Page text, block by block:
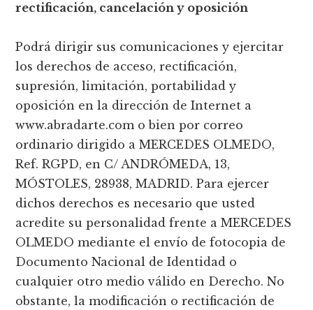
rectificación, cancelación y oposición
Podrá dirigir sus comunicaciones y ejercitar
los derechos de acceso, rectificación,
supresión, limitación, portabilidad y
oposición en la dirección de Internet a
www.abradarte.com o bien por correo
ordinario dirigido a MERCEDES OLMEDO,
Ref. RGPD, en C/ ANDRÓMEDA, 13,
MÓSTOLES, 28938, MADRID. Para ejercer
dichos derechos es necesario que usted
acredite su personalidad frente a MERCEDES
OLMEDO mediante el envío de fotocopia de
Documento Nacional de Identidad o
cualquier otro medio válido en Derecho. No
obstante, la modificación o rectificación de